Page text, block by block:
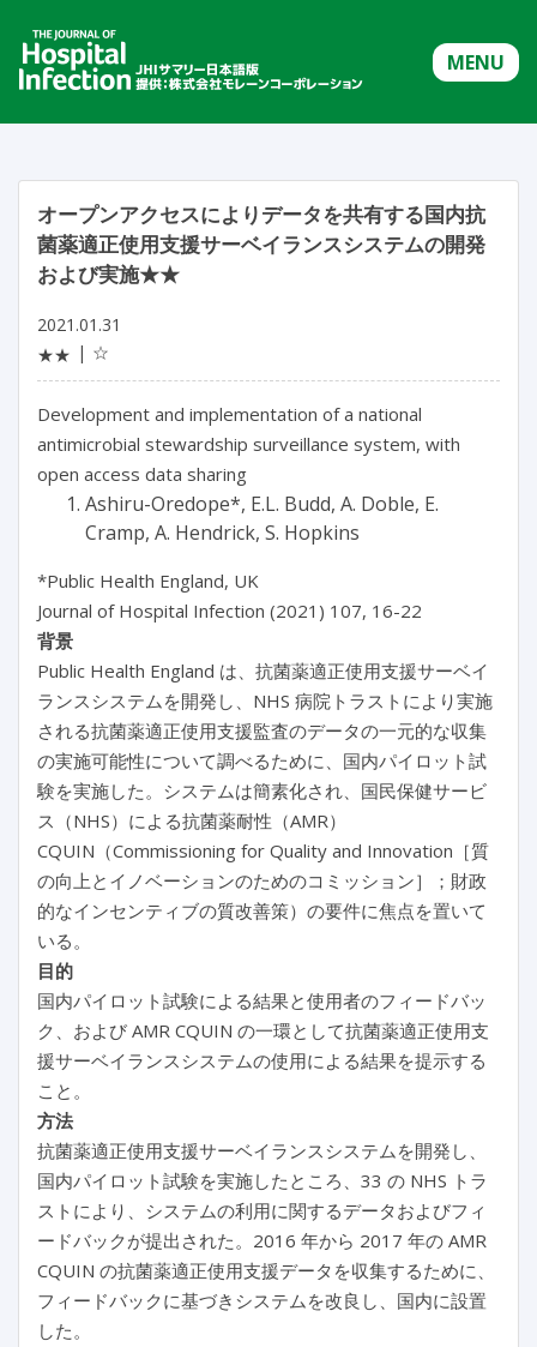
MENU
オープンアクセスによりデータを共有する国内抗
菌薬適正使用支援サーベイランスシステムの開発
および実施★★
2021.01.31
★★
☆
Development and implementation of a national
antimicrobial stewardship surveillance system, with
open access data sharing
Ashiru-Oredope*, E.L. Budd, A. Doble, E.
Cramp, A. Hendrick, S. Hopkins
*Public Health England, UK
Journal of Hospital Infection (2021) 107, 16-22
背景
Public Health England は、抗菌薬適正使用支援サーベイ
ランスシステムを開発し、NHS 病院トラストにより実施
される抗菌薬適正使用支援監査のデータの一元的な収集
の実施可能性について調べるために、国内パイロット試
験を実施した。システムは簡素化され、国民保健サービ
ス（NHS）による抗菌薬耐性（AMR）
CQUIN（Commissioning for Quality and Innovation［質
の向上とイノベーションのためのコミッション］；財政
的なインセンティブの質改善策）の要件に焦点を置いて
いる。
目的
国内パイロット試験による結果と使用者のフィードバッ
ク、および AMR CQUIN の一環として抗菌薬適正使用支
援サーベイランスシステムの使用による結果を提示する
こと。
方法
抗菌薬適正使用支援サーベイランスシステムを開発し、
国内パイロット試験を実施したところ、33 の NHS トラ
ストにより、システムの利用に関するデータおよびフィ
ードバックが提出された。2016 年から 2017 年の AMR
CQUIN の抗菌薬適正使用支援データを収集するために、
フィードバックに基づきシステムを改良し、国内に設置
した。